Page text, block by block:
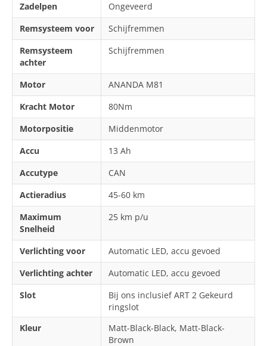
Zadelpen
Ongeveerd
Remsysteem voor
Schijfremmen
Remsysteem
achter
Schijfremmen
Motor
ANANDA M81
Kracht Motor
80Nm
Motorpositie
Middenmotor
Accu
13 Ah
Accutype
CAN
Actieradius
45-60 km
Maximum
Snelheid
25 km p/u
Verlichting voor
Automatic LED, accu gevoed
Verlichting achter
Automatic LED, accu gevoed
Slot
Bij ons inclusief ART 2 Gekeurd
ringslot
Kleur
Matt-Black-Black, Matt-Black-
Brown